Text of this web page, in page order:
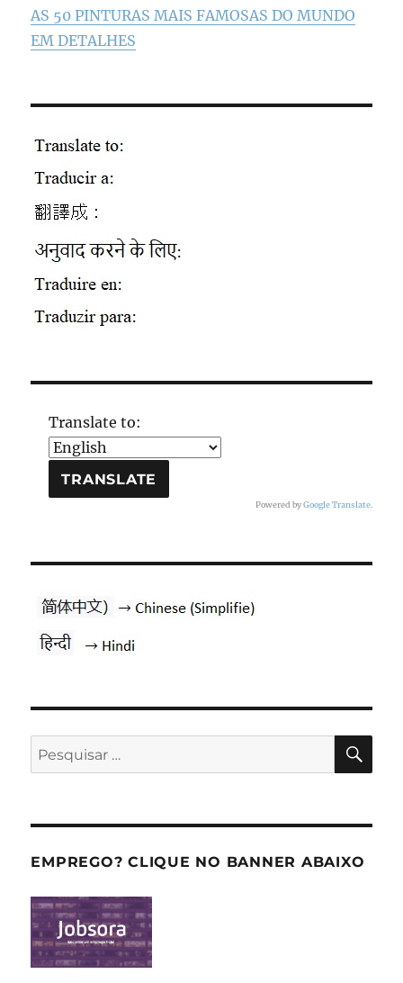
AS 50 PINTURAS MAIS FAMOSAS DO MUNDO
EM DETALHES
Translate to:
Powered byGoogle Translate.
Pesquisar
por:
EMPREGO? CLIQUE NO BANNER ABAIXO